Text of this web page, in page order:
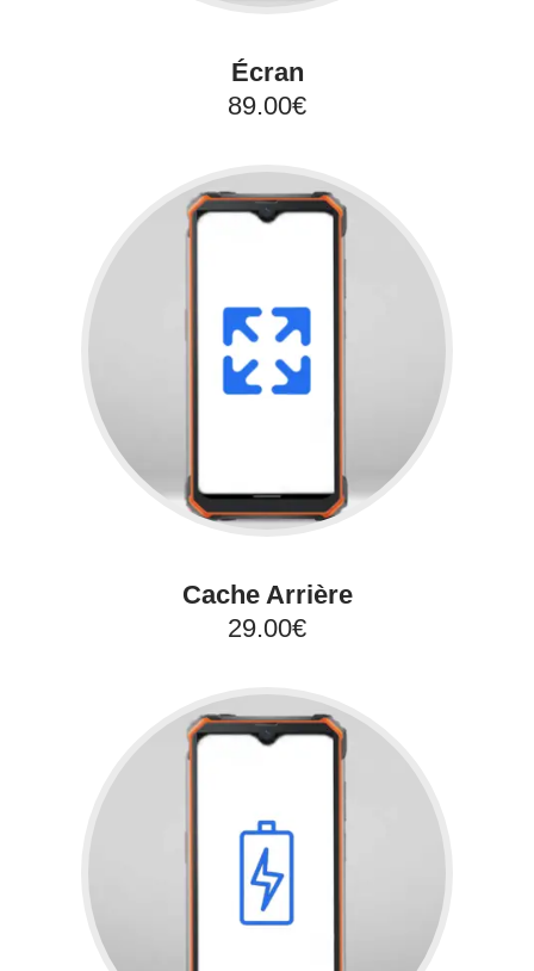
Écran
89.00€
Cache Arrière
29.00€